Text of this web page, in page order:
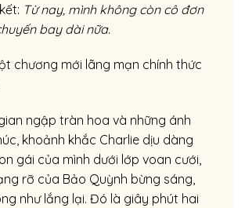
Từ nay, mình không còn cô đơn
bay dài nữa.
chương mới lãng mạn chính thức
ngập tràn hoa và những ánh
khoảnh khắc Charlie dịu dàng
gái của mình dưới lớp voan cưới,
rỡ của Bảo Quỳnh bừng sáng,
như lắng lại. Đó là giây phút hai